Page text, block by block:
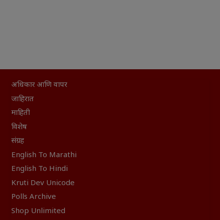
अधिकार आणि वापर
जाहिरात
माहिती
विशेष
संग्रह
English To Marathi
English To Hindi
Kruti Dev Unicode
Polls Archive
Shop Unlimited